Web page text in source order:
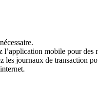
mobile pour des
les journaux de transaction